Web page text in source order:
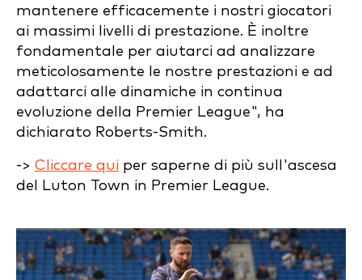
mantenere efficacemente i nostri giocatori
ai massimi livelli di prestazione. È inoltre
fondamentale per aiutarci ad analizzare
meticolosamente le nostre prestazioni e ad
adattarci alle dinamiche in continua
evoluzione della Premier League", ha
dichiarato Roberts-Smith.
-> Cliccare qui per saperne di più sull'ascesa
del Luton Town in Premier League.